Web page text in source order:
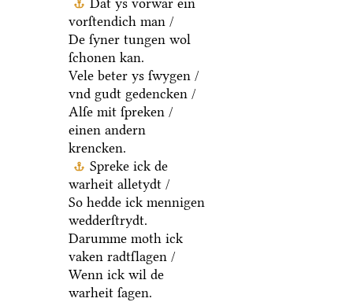
Dat ys vorwar ein
vorſtendich man /
De ſyner tungen wol
ſchonen kan.
Vele beter ys ſwygen /
vnd gudt gedencken /
Alſe mit ſpreken /
einen andern
krencken.
Spreke ick de
warheit alletydt /
So hedde ick mennigen
wedderſtrydt.
Darumme moth ick
vaken radtſlagen /
Wenn ick wil de
warheit ſagen.